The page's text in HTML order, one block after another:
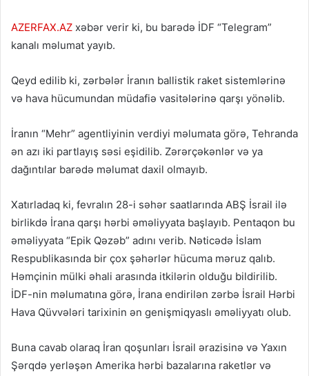
AZERFAX.AZ xəbər verir ki, bu barədə İDF “Telegram”
kanalı məlumat yayıb.
Qeyd edilib ki, zərbələr İranın ballistik raket sistemlərinə
və hava hücumundan müdafiə vasitələrinə qarşı yönəlib.
İranın “Mehr” agentliyinin verdiyi məlumata görə, Tehranda
ən azı iki partlayış səsi eşidilib. Zərərçəkənlər və ya
dağıntılar barədə məlumat daxil olmayıb.
Xatırladaq ki, fevralın 28-i səhər saatlarında ABŞ İsrail ilə
birlikdə İrana qarşı hərbi əməliyyata başlayıb. Pentaqon bu
əməliyyata “Epik Qəzəb” adını verib. Nəticədə İslam
Respublikasında bir çox şəhərlər hücuma məruz qalıb.
Həmçinin mülki əhali arasında itkilərin olduğu bildirilib.
İDF-nin məlumatına görə, İrana endirilən zərbə İsrail Hərbi
Hava Qüvvələri tarixinin ən genişmiqyaslı əməliyyatı olub.
Buna cavab olaraq İran qoşunları İsrail ərazisinə və Yaxın
Şərqdə yerləşən Amerika hərbi bazalarına raketlər və